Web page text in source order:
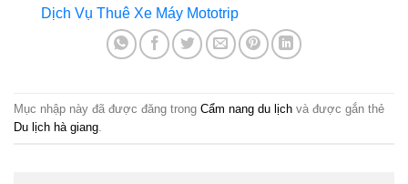
Dịch Vụ Thuê Xe Máy Mototrip
Mục nhập này đã được đăng trong Cẩm nang du lịch và được gắn thẻ
Du lịch hà giang